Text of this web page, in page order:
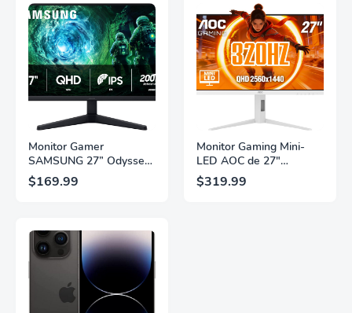
Monitor Gamer
SAMSUNG 27” Odyssey
G5 G53F con Resolución
QHD, HDR10,
Panel IPS, AMD
FreeSync™ Premium,
Ecualizador Negro,
Cambio Automático de
Fuente,
LS27FG532ENXZA
$169.99
Monitor Gaming Mini-
LED AOC de 27"
Pulgadas, QHD
2560×1440, 320Hz, 1ms
$319.99